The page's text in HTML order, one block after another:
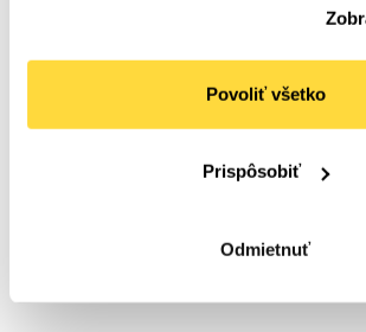
Povoliť všetko
Prispôsobiť
Odmietnuť
Počet bal. v kartóne:1
Na objednávku
s DPH)